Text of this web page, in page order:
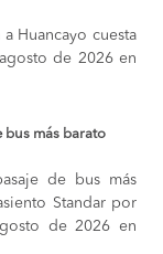
Huancayo cuesta
de 2026 en
bus más barato
de bus más
Standar por
de 2026 en